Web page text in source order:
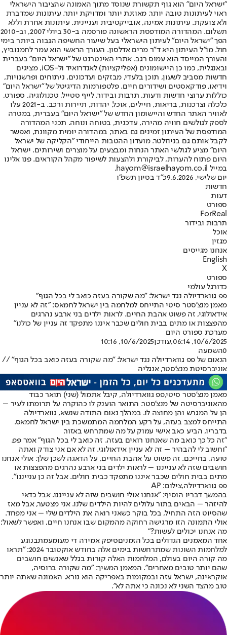
"ישראל היום" הוא גוף תקשורת שנוסד מתוך האמונה שהציבור הישראלי
ראוי לעיתונות טובה יותר, מאוזנת יותר ומדויקת יותר. עיתונות שמדברת
ולא צועקת. עיתונות אמינה, אובייקטיבית ועניינית. עיתונות אחרת וללא
תשלום. המהדורה המודפסת הראשונה פורסמה ב-30 ביולי 2007, וב-2010
הפך "ישראל היום" לעיתון הישראלי בעל שיעור החשיפה הגבוה ביותר בימי
חול. מו"ל העיתון היא ד"ר מרים אדלסון. העורך הראשי הוא עמר לחמנוביץ,
והעורך המייסד הוא עמוס רגב. אתרי האינטרנט של "ישראל היום" בעברית
ובאנגלית, כמו כן היישומונים (אפליקציות) לאנדרואיד ול-iOS, מציגים
חדשות מסביב לשעון, תוכן בלעדי, מבזקים ועדכונים, ניתוחים ופרשנויות,
וידיאו, פודקאסטים ושידורים חיים. פלטפורמות הדיגיטל של "ישראל היום"
כוללות ערוצי חדשות ודעות, תרבות ובידור, לייף סטייל, טכנולוגיה, ספורט,
כלכלה וצרכנות, בריאות, חיילים, אוכל, יהדות, תיירות ורכב. ב-2021 עלו
לאוויר האתר החדש והיישומון החדש של "ישראל היום" בעברית, במטרה
לספק לגולשים חוויה מהירה, עדכנית, בטוחה ונוחה. תכני המהדורה
המודפסת של העיתון זמינים גם באתר, במהדורה יומית מקוונת, ואפשר
לקבל אותם גם בניוזלטר. מועדון ההטבות הייחודי "הקליקה של ישראל
היום" מציע לגולשי האתר הנחות ומבצעים על מוצרים ושירותים. ישראל
היום פתוח להערות, לביקורת ולהצעות לשיפור מקהל הקוראים. פנו אלינו
במייל hayom@israelhayom.co.il.
יום שלישי, 9.6.2026
כ"ד בסיון תשפ"ו
חדשות
דעות
ספורט
ForReal
תרבות ובידור
אוכל
מגזין
אנחנו מגייסים
English
X
ספורט
כדורגל עולמי
פפ גווארדיולה נגד ישראל: "מה שקורה בעזה כואב לי בכל הגוף"
מאמן מנצ'סטר סיטי התייחס למלחמה בין ישראל לחמאס: "זה לא עניין
אידאולוגי, זה פשוט אהבת החיים. לראות ילדים בני ארבע נהרגים
מהפצצות או מתים בבית חולים שכבר איננו מתפקד זה עניין של כולנו"
מערכת ספורט היום
10/6/2025, 06:14
,עודכן10/6/2025, 10:16
0השמעה
הנאום של פפ גווארדיולה נגד ישראל: "מה שקורה בעזה כואב בכל הגוף" //
אוניברסיטת מנצ'סטר, אנגליה
מאמן מנצ'סטר סיטי,פפ גווארדיולה, קיבל אתמול (שני) תואר כבוד
מהאוניברסיטה של מנצ'סטר. התואר הוענק לו כהוקרה על תרומתו לעיר –
הן על המגרש והן מחוצה לו. במהלך נאום התודה שנשא, גווארדיולה
התייחס למצב בעזה, על רקע המלחמה המתמשכת בין ישראל לחמאס.
בדבריו, הביע כאב אישי עמוק על מה שמתרחש באזור.
"זה כל כך כואב מה שאנחנו רואים בעזה. זה כואב לי בכל הגוף" אמר פפ.
"וחשוב לי להבהיר – זה לא עניין אידאולוגי. זה לא אם אני צודק ואתה
טועה. בחייכם. זה פשוט על אהבת החיים, על הדאגה לשכן שלך. אולי אנחנו
חושבים שזה לא ענייננו – לראות ילדים בני ארבע נהרגים מהפצצות או
מתים בבית חולים שכבר איננו מתפקד כבית חולים. אבל זה כן ענייננו".
פפ גווארדיולה,צילום: AP
בהמשך דבריו הוסיף: "אנחנו אולי חושבים שזה לא ענייננו. אבל כדאי
להיזהר – הבאים בתור עלולים להיות הילדים שלנו. אני מצטער, אבל מאז
שהסיוט הזה התחיל, בכל בוקר כשאני רואה את הילדים שלי – אני מפחד.
אולי התמונה הזו מרגישה רחוקה מהמקום שבו אנחנו חיים, ואפשר לשאול:
מה אנחנו יכולים לעשות?"
אחד המאמנים הגדולים בכל הזמניםסיפק אמירה די מעומעמתבנוגע
למלחמות השונות שמתרחשות בימים אלה בחודש אוקטובר 2024: "תראו
מה קורה היום בעולם, המלחמות האלה קורות בגלל שאנשים חושבים
שהם יותר טובים מאחרים". המאמן המשיך: "מה שקורה ברוסיה,
אוקראינה, ישראל עזה ובמקומות באפריקה הוא נורא. האמונה שאתה יותר
טוב מהצד השני לא נכונה כי אתה לא".